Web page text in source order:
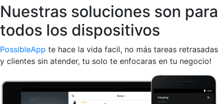
Nuestras soluciones son para
todos los dispositivos
PossibleApp te hace la vida facil, no más tareas retrasadas
y clientes sin atender, tu solo te enfocaras en tu negocio!